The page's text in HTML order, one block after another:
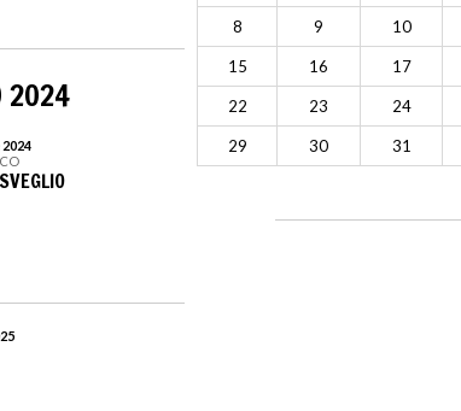
2024
8 9 10
15 16 17
22 23 24
29 30 31